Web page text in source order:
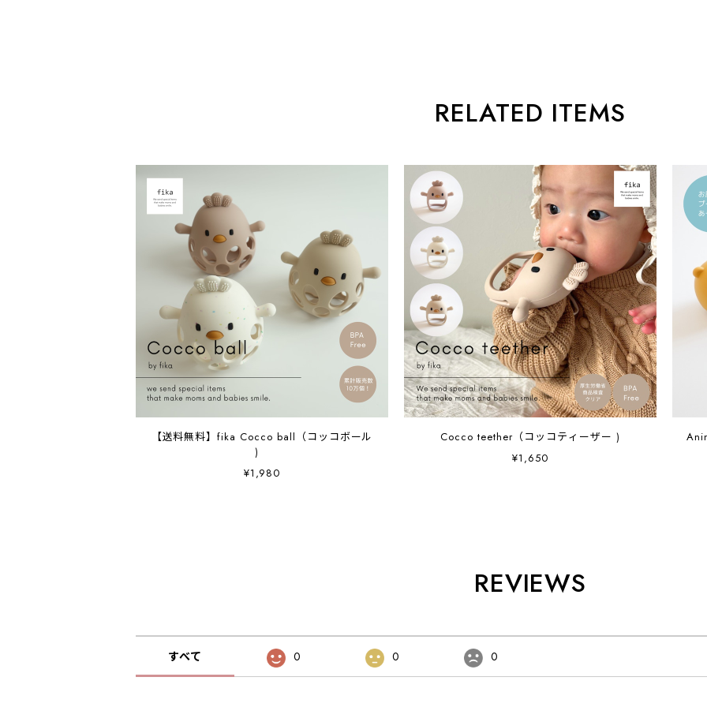
RELATED ITEMS
【送料無料】fika Cocco ball（コッコボール
)
¥1,980
Cocco teether（コッコティーザー )
¥1,650
REVIEWS
すべて 0 0 0